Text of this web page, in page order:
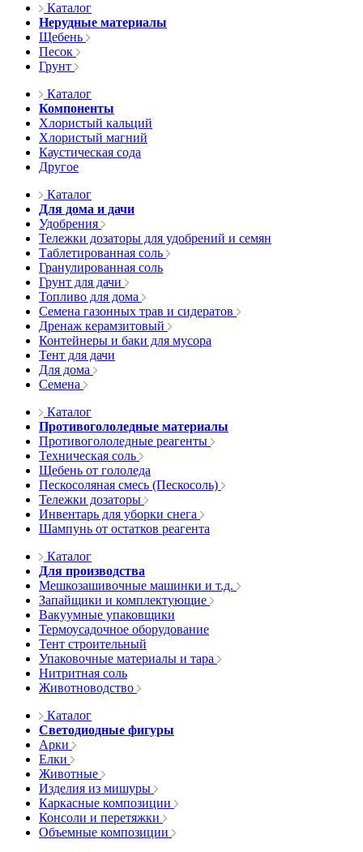
Каталог
Нерудные материалы
Щебень
Песок
Грунт
Каталог
Компоненты
Хлористый кальций
Хлористый магний
Каустическая сода
Другое
Каталог
Для дома и дачи
Удобрения
Тележки дозаторы для удобрений и семян
Таблетированная соль
Гранулированная соль
Грунт для дачи
Топливо для дома
Семена газонных трав и сидератов
Дренаж керамзитовый
Контейнеры и баки для мусора
Тент для дачи
Для дома
Семена
Каталог
Противогололедные материалы
Противогололедные реагенты
Техническая соль
Щебень от гололеда
Пескосоляная смесь (Пескосоль)
Тележки дозаторы
Инвентарь для уборки снега
Шампунь от остатков реагента
Каталог
Для производства
Мешкозашивочные машинки и т.д.
Запайщики и комплектующие
Вакуумные упаковщики
Термоусадочное оборудование
Тент строительный
Упаковочные материалы и тара
Нитритная соль
Животноводство
Каталог
Светодиодные фигуры
Арки
Елки
Животные
Изделия из мишуры
Каркасные композиции
Консоли и перетяжки
Объемные композиции